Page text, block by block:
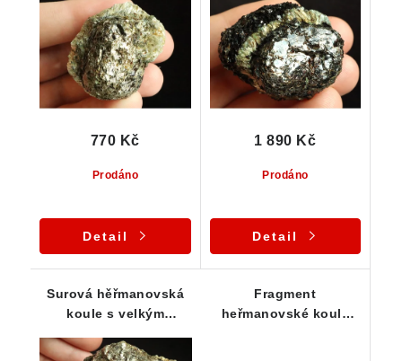
Prodáno
770 Kč
Detail
jádrem
Prodáno
1 890 Kč
Detail
Surová hěřmanovská
koule s velkým
jádrem
Fragment
heřmanovské koule